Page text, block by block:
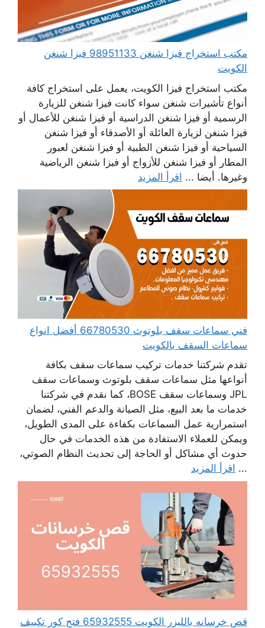
مكتب استخراج فيزا شنغن 98951133 فيزا شنغن
الكويت
مكتب استخراج فيزا الكويت، يعمل على استخراج كافة
أنواع تأشيرات شنغن سواء كانت فيزا شنغن للزيارة
الرسمية أو فيزا شنغن الدراسية أو فيزا شنغن للأعمال أو
فيزا شنغن لزيارة العائلة أو الأصدقاء أو فيزا شنغن
السياحية أو فيزا شنغن الطبية أو فيزا شنغن لعبور
المطار أو فيزا شنغن للأزواج أو فيزا شنغن الرياضية
وغيرها. أيضا ... اقرأ المزيد
فني سماعات سقف بلوتوث 66780530 أفضل انواع
سماعات السقف بالكويت
تقدم شركتنا خدمات تركيب سماعات سقف بكافة
أنواعها مثل سماعات سقف بلوتوث وسماعات سقف
JPL وسماعات سقف BOSE، كما نقدم في شركتنا
خدمات ما بعد البيع، مثل الصيانة والدعم الفني، لضمان
استمرارية عمل السماعات بكفاءة على المدى الطويل،
ويمكن للعملاء الاستفادة من هذه الخدمات في حال
حدوث أي مشاكل أو الحاجة إلى تحديث النظام الصوتي،
... اقرأ المزيد
قص خرسانه بالليزر الكويت 65932555 فتح كور تكييف